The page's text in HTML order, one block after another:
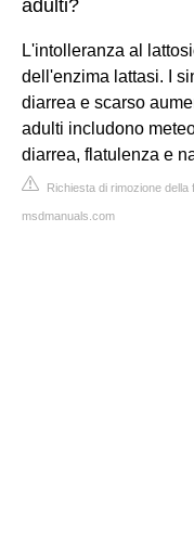
adulti?
L'intolleranza al
dell'enzima lattasi. I
diarrea e scarso
adulti includono
diarrea, flatulenza e
Richiesta di rimozione della
msdmanuals.com